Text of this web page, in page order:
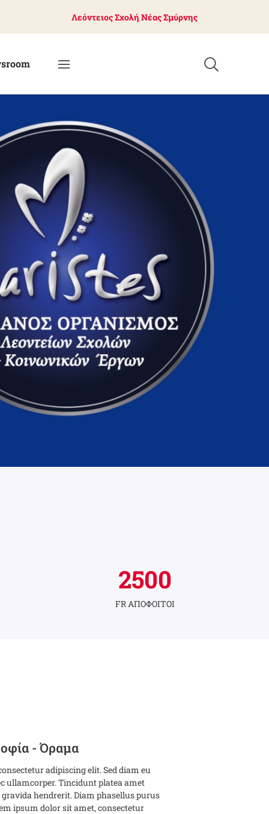
Λεόντειος Σχολή Νέας Σμύρνης
2500
FR ΑΠΟΦΟΙΤΟΙ
- Όραμα
adipiscing elit. Sed diam eu
ullamcorper. Tincidunt platea amet
hendrerit. Diam phasellus purus
ipsum dolor sit amet, consectetur